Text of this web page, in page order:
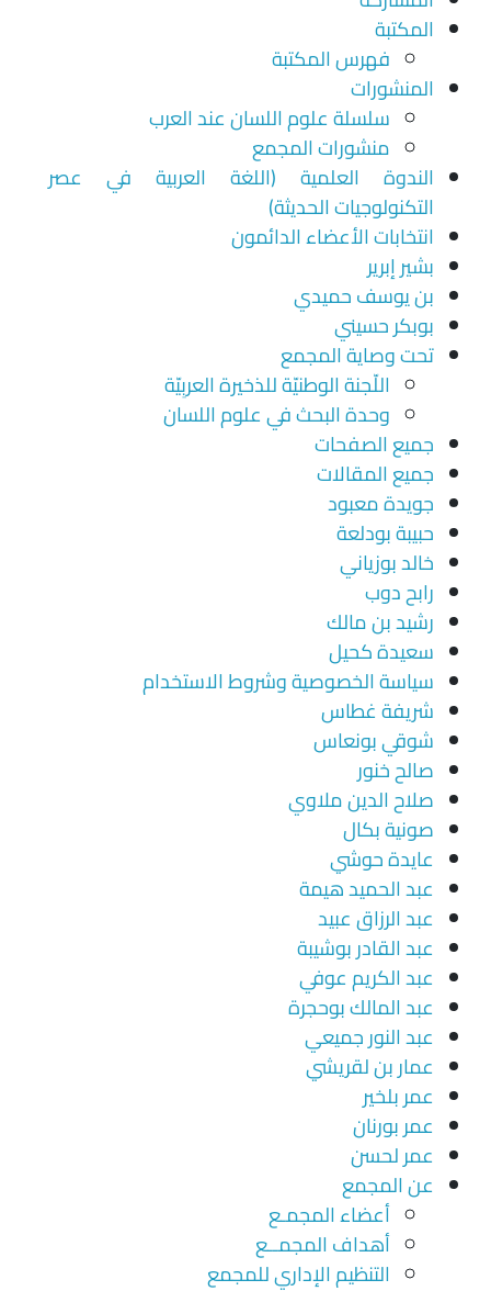
المكتبة
فهرس المكتبة
المنشورات
سلسلة علوم اللسان عند العرب
منشورات المجمع
الندوة العلمية (اللغة العربية في عصر
التكنولوجيات الحديثة)
انتخابات الأعضاء الدائمون
بشير إبرير
بن يوسف حميدي
بوبكر حسيني
تحت وصاية المجمع
اللّجنة الوطنيّة للذخيرة العربِيّة
وحدة البحث في علوم اللسان
جميع الصفحات
جميع المقالات
جويدة معبود
حبيبة بودلعة
خالد بوزياني
رابح دوب
رشيد بن مالك
سعيدة كحيل
سياسة الخصوصية وشروط الاستخدام
شريفة غطاس
شوقي بونعاس
صالح خنور
صلاح الدين ملاوي
صونية بكال
عايدة حوشي
عبد الحميد هيمة
عبد الرزاق عبيد
عبد القادر بوشيبة
عبد الكريم عوفي
عبد المالك بوحجرة
عبد النور جميعي
عمار بن لقريشي
عمر بلخير
عمر بورنان
عمر لحسن
عن المجمع
أعضاء المجمـع
أهداف المجمــع
التنظيم الإداري للمجمع